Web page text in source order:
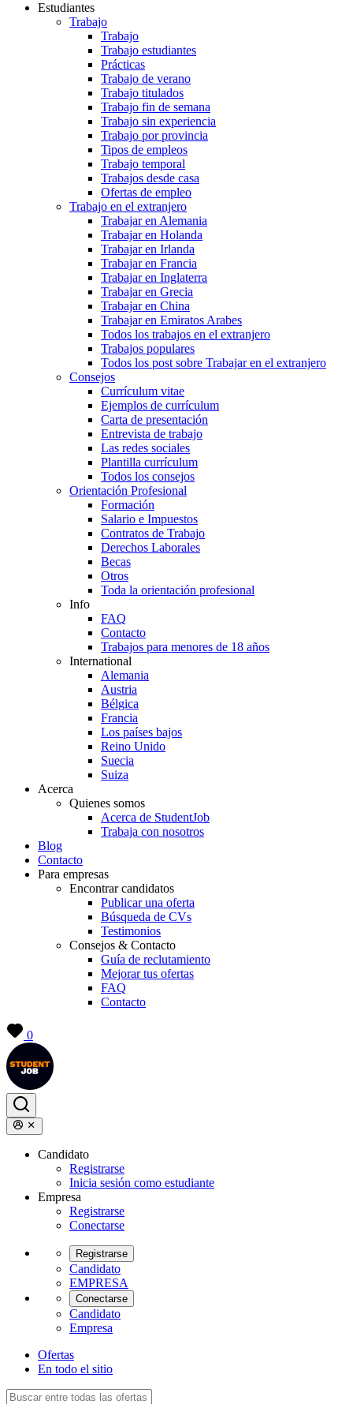
Estudiantes
Trabajo
Trabajo
Trabajo estudiantes
Prácticas
Trabajo de verano
Trabajo titulados
Trabajo fin de semana
Trabajo sin experiencia
Trabajo por provincia
Tipos de empleos
Trabajo temporal
Trabajos desde casa
Ofertas de empleo
Trabajo en el extranjero
Trabajar en Alemania
Trabajar en Holanda
Trabajar en Irlanda
Trabajar en Francia
Trabajar en Inglaterra
Trabajar en Grecia
Trabajar en China
Trabajar en Emiratos Arabes
Todos los trabajos en el extranjero
Trabajos populares
Todos los post sobre Trabajar en el extranjero
Consejos
Currículum vitae
Ejemplos de currículum
Carta de presentación
Entrevista de trabajo
Las redes sociales
Plantilla currículum
Todos los consejos
Orientación Profesional
Formación
Salario e Impuestos
Contratos de Trabajo
Derechos Laborales
Becas
Otros
Toda la orientación profesional
Info
FAQ
Contacto
Trabajos para menores de 18 años
International
Alemania
Austria
Bélgica
Francia
Los países bajos
Reino Unido
Suecia
Suiza
Acerca
Quienes somos
Acerca de StudentJob
Trabaja con nosotros
Blog
Contacto
Para empresas
Encontrar candidatos
Publicar una oferta
Búsqueda de CVs
Testimonios
Consejos & Contacto
Guía de reclutamiento
Mejorar tus ofertas
FAQ
Contacto
0
Candidato
Registrarse
Inicia sesión como estudiante
Empresa
Registrarse
Conectarse
Registrarse
Candidato
EMPRESA
Conectarse
Candidato
Empresa
Ofertas
En todo el sitio